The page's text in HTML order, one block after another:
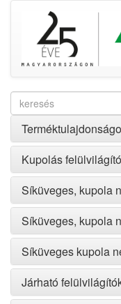
Kupolás
Síküveges, kupola
Síküveges, kupola
Síküveges kupola
Járható